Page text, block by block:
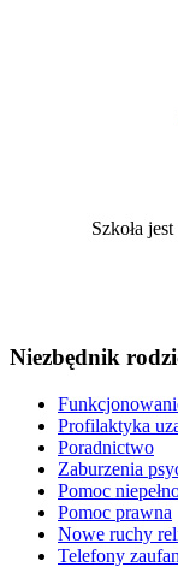
Szkoła
Niezbędnik
Profilaktyka
Poradnictwo
Zaburzenia
Pomoc
Pomoc prawna
Nowe ruchy
Telefony